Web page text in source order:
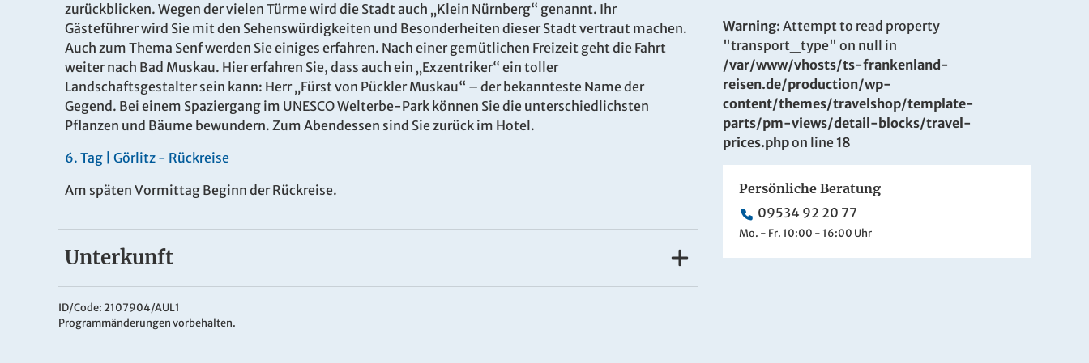
zurückblicken. Wegen der vielen Türme wird die Stadt auch „Klein Nürnberg“ genannt. Ihr
Gästeführer wird Sie mit den Sehenswürdigkeiten und Besonderheiten dieser Stadt vertraut machen.
Auch zum Thema Senf werden Sie einiges erfahren. Nach einer gemütlichen Freizeit geht die Fahrt
weiter nach Bad Muskau. Hier erfahren Sie, dass auch ein „Exzentriker“ ein toller
Landschaftsgestalter sein kann: Herr „Fürst von Pückler Muskau“ – der bekannteste Name der
Gegend. Bei einem Spaziergang im UNESCO Welterbe-Park können Sie die unterschiedlichsten
Pflanzen und Bäume bewundern. Zum Abendessen sind Sie zurück im Hotel.
6. Tag | Görlitz - Rückreise
Am späten Vormittag Beginn der Rückreise.
Unterkunft
Parkhotel Görlitz
Das4*sup. Parkhotel Görlitz
Neiße und am Rande der historischen Altstadt der Europastadt Görlitz. Das Hotel verfügt über 183
ID/Code: 2107904/AUL1
Programmänderungen vorbehalten.
Warning: Attempt to read property
"transport_type" on null in
/var/www/vhosts/ts-frankenland-
reisen.de/production/wp-
content/themes/travelshop/template-
parts/pm-views/detail-blocks/travel-
prices.phpon line 18
Persönliche Beratung
09534 92 20 77
Mo. - Fr. 10:00 - 16:00 Uhr